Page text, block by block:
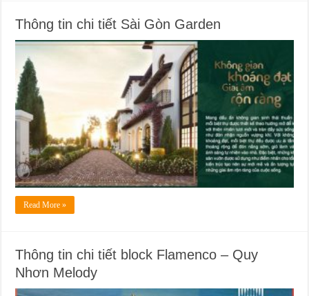
Thông tin chi tiết Sài Gòn Garden
Read More »
Thông tin chi tiết block Flamenco – Quy
Nhơn Melody